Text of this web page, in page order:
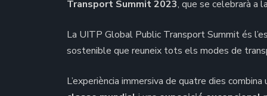
Transport Summit 2023, que se celebrarà a
La UITP Global Public Transport Summit és
sostenible que reuneix tots els modes de
L’experiència immersiva de quatre dies